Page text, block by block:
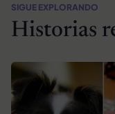
SIGUE EXPLORANDO
Historias